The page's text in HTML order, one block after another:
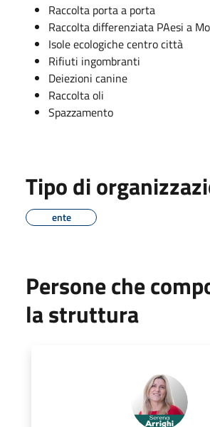
Raccolta porta a porta
Raccolta differenziata PAesi a
Isole ecologiche centro città
Rifiuti ingombranti
Deiezioni canine
Raccolta oli
Spazzamento
Tipo di
ente
Persone che
la struttura